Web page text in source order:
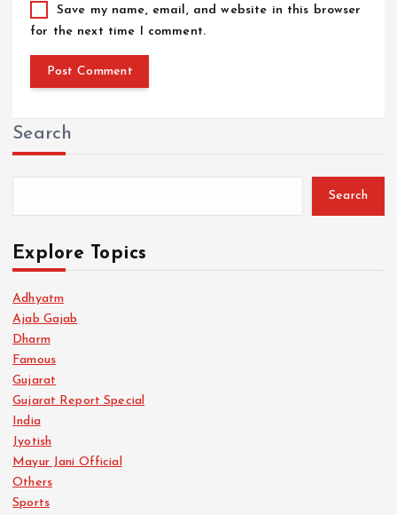
Save my name, email, and website in this browser
for the next time I comment.
Search
Search
Explore Topics
Adhyatm
Ajab Gajab
Dharm
Famous
Gujarat
Gujarat Report Special
India
Jyotish
Mayur Jani Official
Others
Sports